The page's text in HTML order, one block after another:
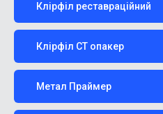
Клірфіл реставраційний
Клірфіл СТ опакер
Метал Праймер